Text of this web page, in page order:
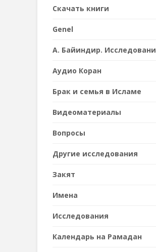
Cкачать книги
Genel
А. Байиндир.
Аудио Коран
Брак и семья в Исламе
Видеоматериалы
Вопросы
Другие исследования
Закят
Имена
Исследования
Календарь на Рамадан